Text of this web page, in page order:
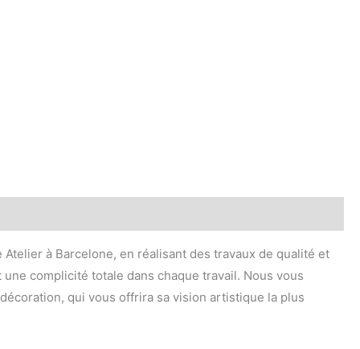
à Barcelone, en réalisant des travaux de qualité et
complicité totale dans chaque travail. Nous vous
qui vous offrira sa vision artistique la plus